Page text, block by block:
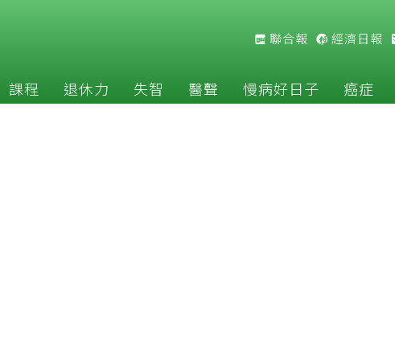
聯合報 經濟日報
課程 退休力 失智 醫聲 慢病好日子 癌症